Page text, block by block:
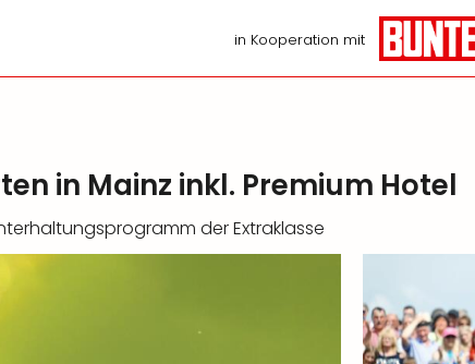
in Kooperation mit
in Mainz inkl. Premium Hotel
der Extraklasse